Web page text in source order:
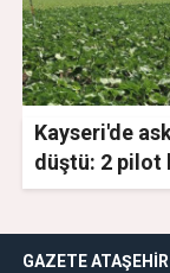
Kayseri'de
düştü: 2 pilot
GAZETE